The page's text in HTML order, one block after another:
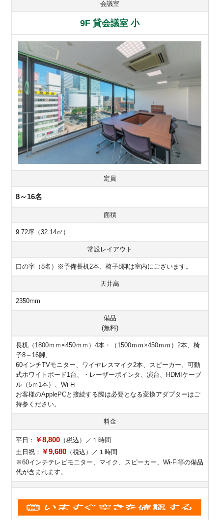
会議室
9F 貸会議室 小
定員
8～16名
面積
9.72坪（32.14㎡）
常設レイアウト
口の字（8名）※予備長机2本、椅子8脚は室内にございます。
天井高
2350mm
備品
(無料)
長机（1800ｍｍ×450ｍｍ）4本・（1500ｍｍ×450ｍｍ）2本、椅
子8～16脚、
60インチTVモニター、ワイヤレスマイク2本、スピーカー、可動
式ホワイトボード1台、・レーザーポインタ、演台、HDMIケーブ
ル（5ｍ1本）、Wi-Fi
お客様のApplePCと接続する際は必要となる変換アダプターはご
持参ください。
料金
平日： ￥8,800 （税込）／１時間
土日祝： ￥9,680 （税込）／１時間
※60インチテレビモニター、マイク、スピーカー、Wi-Fi等の備品
代が含まれます。